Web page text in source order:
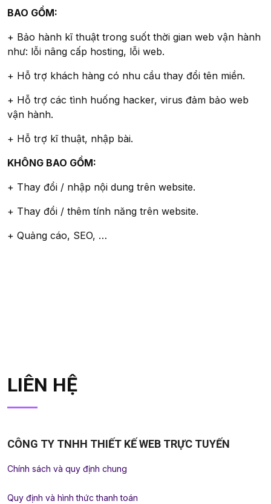
BAO GỒM:
+ Bảo hành kĩ thuật trong suốt thời gian web vận hành
như: lỗi nâng cấp hosting, lỗi web.
+ Hỗ trợ khách hàng có nhu cầu thay đổi tên miền.
+ Hỗ trợ các tình huống hacker, virus đảm bảo web
vận hành.
+ Hỗ trợ kĩ thuật, nhập bài.
KHÔNG BAO GỒM:
+ Thay đổi / nhập nội dung trên website.
+ Thay đổi / thêm tính năng trên website.
+ Quảng cáo, SEO, …
LIÊN HỆ
CÔNG TY TNHH THIẾT KẾ WEB TRỰC TUYẾN
Chính sách và quy định chung
Quy định và hình thức thanh toán